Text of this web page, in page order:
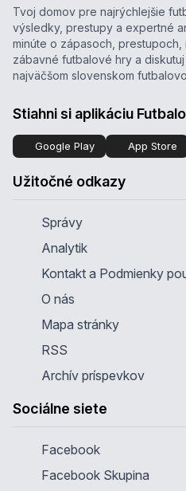
Tvoj domov pre najrýchlejšie
výsledky, prestupy a expertné
minúte o zápasoch, prestupoch,
zábavné futbalové hry a
najväčšom slovenskom
Stiahni si aplikáciu
Google Play App Store
Užitočné odkazy
Správy
Analytik
Kontakt a Podmienky
O nás
Mapa stránky
RSS
Archív príspevkov
Sociálne siete
Facebook
Facebook Skupina